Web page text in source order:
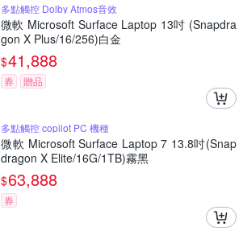
多點觸控 Dolby Atmos音效
微軟 Microsoft Surface Laptop 13吋 (Snapdra
gon X Plus/16/256)白金
$41,888
券 贈品
多點觸控 copilot PC 機種
微軟 Microsoft Surface Laptop 7 13.8吋(Snap
dragon X Elite/16G/1TB)霧黑
$63,888
券